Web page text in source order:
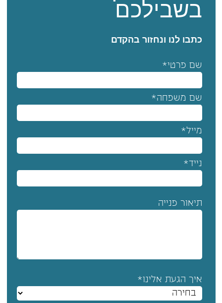
בשבילכם
כתבו לנו ונחזור בהקדם
שם פרטי*
שם משפחה*
מייל*
נייד*
תיאור פנייה
איך הגעת אלינו*